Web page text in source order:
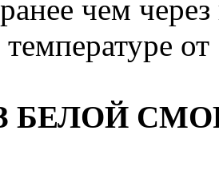
чем
БЕЛОЙ